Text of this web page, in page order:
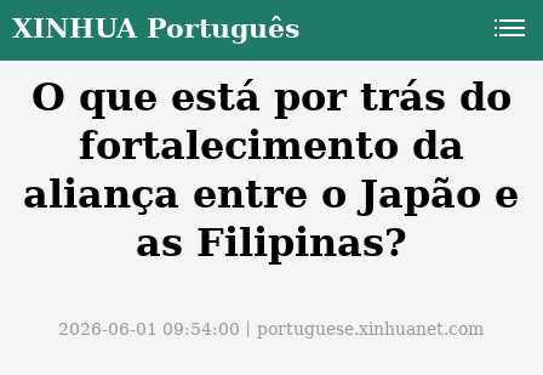
XINHUA Português
O que está por trás do
fortalecimento da
aliança entre o Japão e
as Filipinas?
2026-06-01 09:54:00丨portuguese.xinhuanet.com